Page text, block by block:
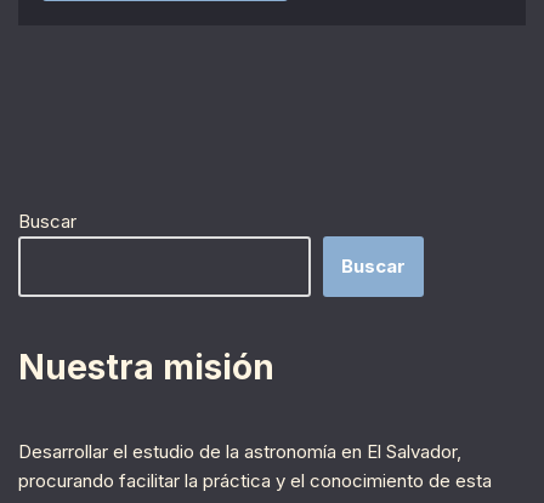
Buscar
Buscar
Nuestra misión
Desarrollar el estudio de la astronomía en El Salvador,
procurando facilitar la práctica y el conocimiento de esta